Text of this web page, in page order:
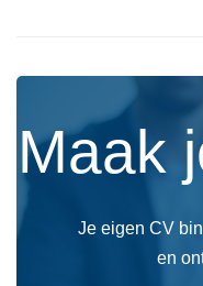
Maak
Je eigen CV
en